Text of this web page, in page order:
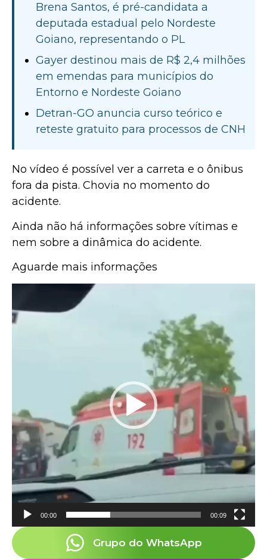
Brena Santos, é pré-candidata a
deputada estadual pelo Nordeste
Goiano, representando o PL
Gayer destinou mais de R$ 2,4 milhões
em emendas para municípios do
Entorno e Nordeste Goiano
Detran-GO anuncia curso teórico e
reteste gratuito para processos de CNH
No vídeo é possível ver a carreta e o ônibus
fora da pista. Chovia no momento do
acidente.
Ainda não há informações sobre vítimas e
nem sobre a dinâmica do acidente.
Aguarde mais informações
de
vídeo
00:00 00:09
Grupo do WhatsApp